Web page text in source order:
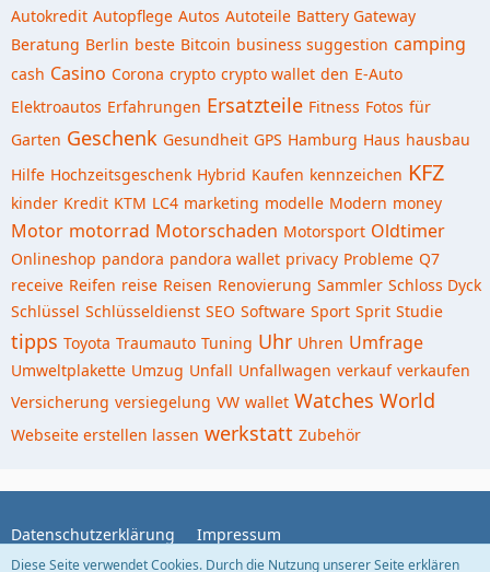
Autokredit Autopflege Autos Autoteile Battery Gateway
Beratung Berlin beste Bitcoin business suggestion camping
cash Casino Corona crypto crypto wallet den E-Auto
Elektroautos Erfahrungen Ersatzteile Fitness Fotos für
Garten Geschenk Gesundheit GPS Hamburg Haus hausbau
Hilfe Hochzeitsgeschenk Hybrid Kaufen kennzeichen KFZ
kinder Kredit KTM LC4 marketing modelle Modern money
Motor motorrad Motorschaden Motorsport Oldtimer
Onlineshop pandora pandora wallet privacy Probleme Q7
receive Reifen reise Reisen Renovierung Sammler Schloss Dyck
Schlüssel Schlüsseldienst SEO Software Sport Sprit Studie
tipps Toyota Traumauto Tuning Uhr Uhren Umfrage
Umweltplakette Umzug Unfall Unfallwagen verkauf verkaufen
Versicherung versiegelung VW wallet Watches World
Webseite erstellen lassen werkstatt Zubehör
Datenschutzerklärung Impressum
Diese Seite verwendet Cookies. Durch die Nutzung unserer Seite erklären